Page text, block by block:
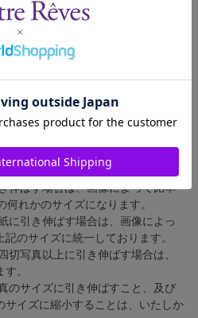
× 長辺 305mm
× 長辺 305mm
× 長辺 559mm
記の件も併せてご了承ください。
伸ばす場合は、画像によって比率
れかのサイズになります。
に引き伸ばす場合は、画像によっ
のサイズに統一しております。
写真以上に引き伸ばす場合は、
。
のサイズに引き伸ばすこと、及び
サイズに縮小することは、いたしか